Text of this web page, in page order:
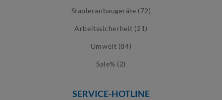
Stapleranbaugeräte (72)
Arbeitssicherheit (21)
Umwelt (84)
Sale% (2)
SERVICE-HOTLINE